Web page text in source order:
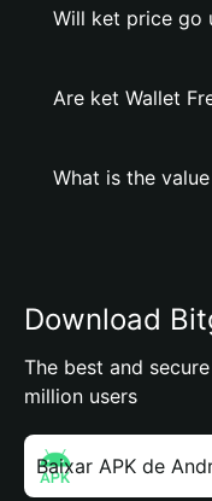
Will ket price go
Are ket Wallet
What is the
Download
The best and
million users
Baixar APK de